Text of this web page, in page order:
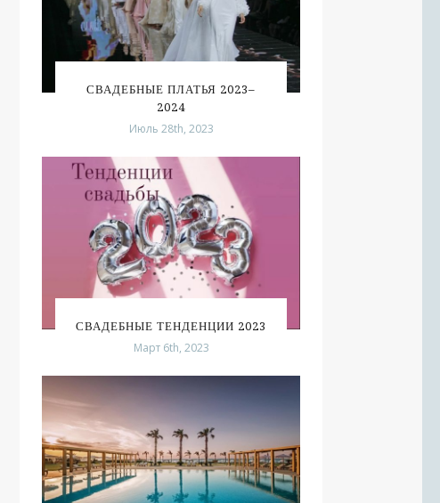
СВАДЕБНЫЕ ПЛАТЬЯ 2023–
2024
Июль 28th, 2023
СВАДЕБНЫЕ ТЕНДЕНЦИИ 2023
Март 6th, 2023